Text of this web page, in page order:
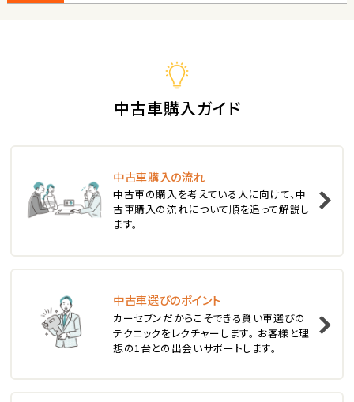
ホンダ
S660
1位
2位
スバル
レガシィツーリングワゴン
中古車購入ガイド
中古車購入の流れ
中古車の購入を考えている人に向けて、中
古車購入の流れについて順を追って解説し
ます。
中古車選びのポイント
カーセブンだからこそできる賢い車選びの
テクニックをレクチャーします。 お客様と理
想の1台との出会いサポートします。